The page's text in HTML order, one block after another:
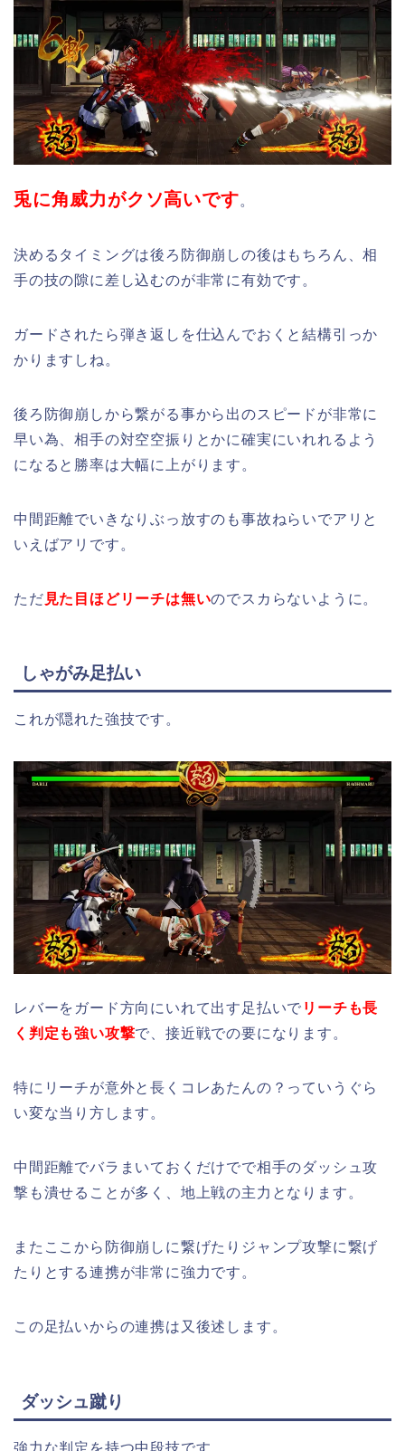
兎に角威力がクソ高いです。
決めるタイミングは後ろ防御崩しの後はもちろん、相
手の技の隙に差し込むのが非常に有効です。
ガードされたら弾き返しを仕込んでおくと結構引っか
かりますしね。
後ろ防御崩しから繋がる事から出のスピードが非常に
早い為、相手の対空空振りとかに確実にいれれるよう
になると勝率は大幅に上がります。
中間距離でいきなりぶっ放すのも事故ねらいでアリと
いえばアリです。
ただ 見た目ほどリーチは無いのでスカらないように。
しゃがみ足払い
これが隠れた強技です。
レバーをガード方向にいれて出す足払いで リーチも長
く判定も強い攻撃で、接近戦での要になります。
特にリーチが意外と長くコレあたんの？っていうぐら
い変な当り方します。
中間距離でバラまいておくだけでで相手のダッシュ攻
撃も潰せることが多く、地上戦の主力となります。
またここから防御崩しに繋げたりジャンプ攻撃に繋げ
たりとする連携が非常に強力です。
この足払いからの連携は又後述します。
ダッシュ蹴り
強力な判定を持つ中段技です。